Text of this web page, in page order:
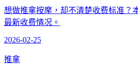
想做推拿按摩，却不清楚收费标准？
最新收费情况。
2026-02-25
推拿